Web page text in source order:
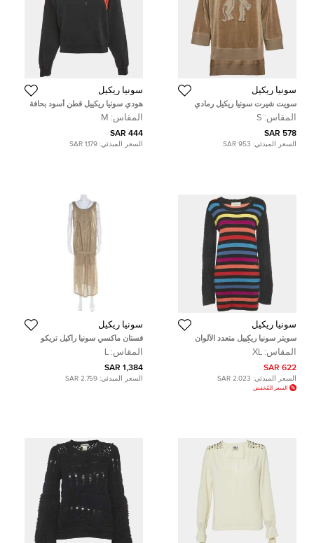
سونيا ريكيل
سويت شيرت سونيا ريكيل رمادي
مخمل بتطبيق قطط صغير
المقاس: S
578 SAR
السعر المبدئي: 953 SAR
سونيا ريكيل
هودي سونيا ريكييل قطن أسود بحافة
شعار متوسط
المقاس: M
444 SAR
السعر المبدئي: 1,179 SAR
سونيا ريكيل
سويتر سونيا ريكييل متعدد الألوان
مخطط صوف بأكمام طويلة إكسترا
لارج
المقاس: XL
622 SAR
السعر المبدئي: 2,023 SAR
السعر المُخفض
سونيا ريكيل
فستان ماكسي سونيا راكيل تريكو
لوركس مخرم بيج L
المقاس: L
1,384 SAR
السعر المبدئي: 2,759 SAR